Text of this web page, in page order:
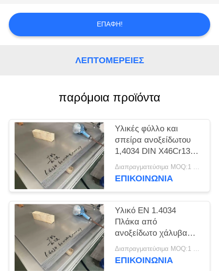
ΜΕ
PRIVACY
POLICY
ΕΠΑΦΉ!
ΛΕΠΤΟΜΈΡΕΙΕΣ
παρόμοια προϊόντα
Υλικές φύλλο και
σπείρα ανοξείδωτου
1,4034 DIN X46Cr13
EN
Διαπραγματεύσιμα MOQ:1 τόνος
ΕΠΙΚΟΙΝΩΝΊΑ
Υλικό EN 1.4034
Πλάκα από
ανοξείδωτο χάλυβα
DIN X46Cr13
Διαπραγματεύσιμα MOQ:1 τόνος
ΕΠΙΚΟΙΝΩΝΊΑ